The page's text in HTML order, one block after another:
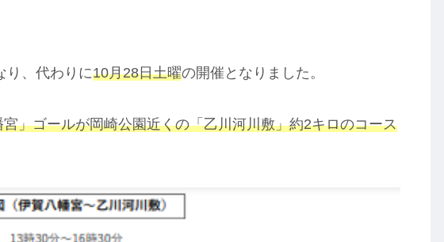
り、代わりに10月28日土曜の開催となりました。
」ゴールが岡崎公園近くの「乙川河川敷」約2キロのコース